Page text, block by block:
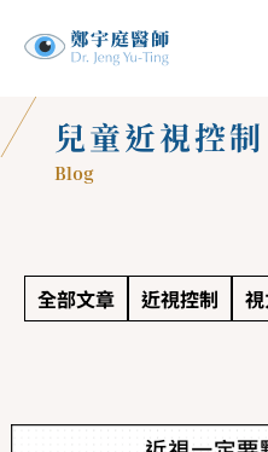
要
內
兒童近視控制
Blog
全部文章 近視控制
近